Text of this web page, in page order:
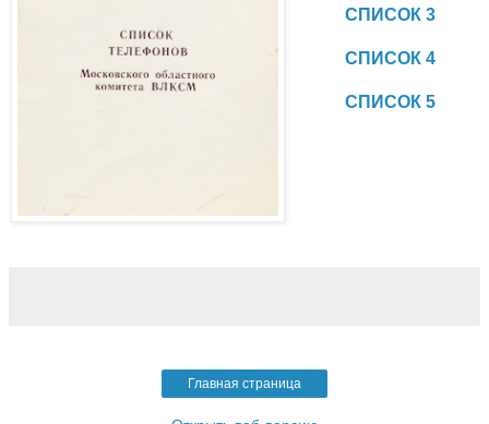
СПИСОК 3
СПИСОК 4
СПИСОК 5
Главная страница